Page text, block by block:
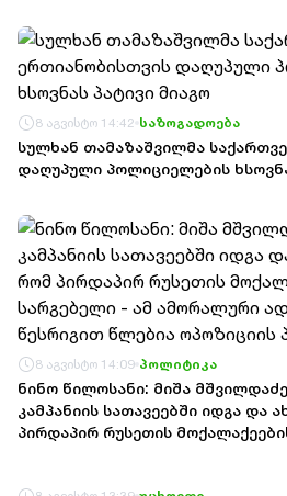
8 აგვისტო 14:42 საზოგადოება
სულხან თამაზაშვილმა
დაღუპული პოლიციელების
8 აგვისტო 14:09 პოლიტიკა
ნინო წილოსანი: მიშა
კამპანიის სათავეებში იდგა და
პირდაპირ რუსეთის